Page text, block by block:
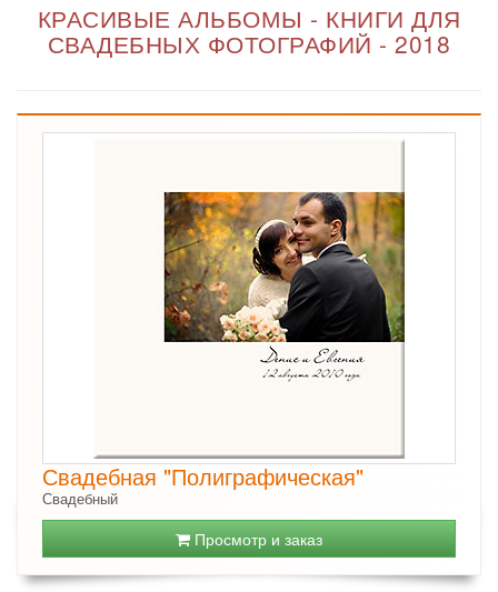
КРАСИВЫЕ АЛЬБОМЫ - КНИГИ ДЛЯ
СВАДЕБНЫХ ФОТОГРАФИЙ - 2018
Свадебная "Полиграфическая"
Свадебный
Просмотр и заказ